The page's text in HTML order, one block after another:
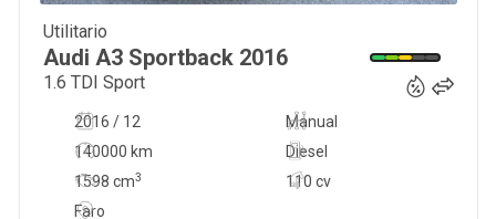
Utilitario
Audi A3 Sportback 2016
1.6 TDI Sport
2016 / 12
Manual
140000 km
110 cv
Diesel
1598 cm3
Faro